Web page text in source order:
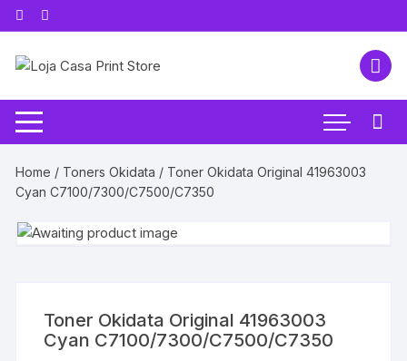
Pular
para
conteúdo
Home / Toners Okidata / Toner Okidata Original 41963003
Cyan C7100/7300/C7500/C7350
Toner Okidata Original 41963003
Cyan C7100/7300/C7500/C7350